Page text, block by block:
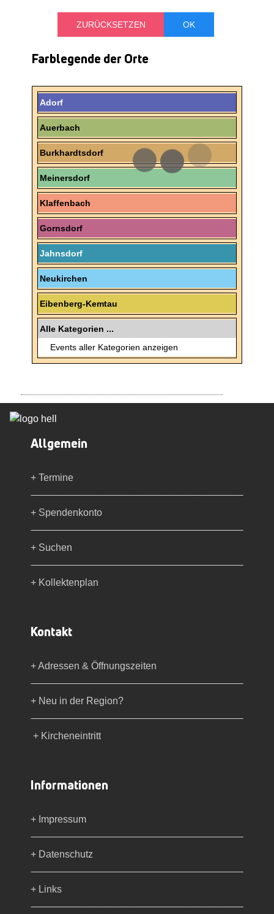
Farblegende der Orte
Adorf
Auerbach
Burkhardtsdorf
Meinersdorf
Klaffenbach
Gornsdorf
Jahnsdorf
Neukirchen
Eibenberg-Kemtau
Alle Kategorien ...
Events aller Kategorien anzeigen
Allgemein
+ Termine
+ Spendenkonto
+ Suchen
+ Kollektenplan
Kontakt
+ Adressen & Öffnungszeiten
+ Neu in der Region?
+ Kircheneintritt
Informationen
+ Impressum
+ Datenschutz
+ Links